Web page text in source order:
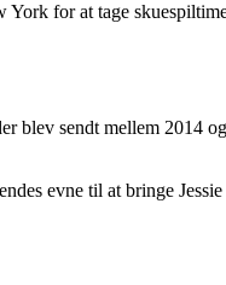
for at tage
blev sendt mellem 2014
evne til at bringe